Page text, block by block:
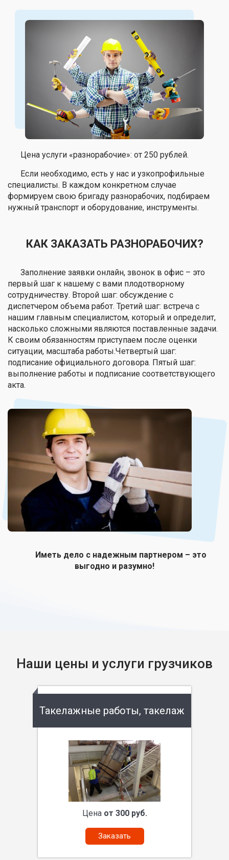
Цена услуги «разнорабочие»: от 250 рублей.
Если необходимо, есть у нас и узкопрофильные
специалисты. В каждом конкретном случае
формируем свою бригаду разнорабочих, подбираем
нужный транспорт и оборудование, инструменты.
КАК ЗАКАЗАТЬ РАЗНОРАБОЧИХ?
Заполнение заявки онлайн, звонок в офис – это
первый шаг к нашему с вами плодотворному
сотрудничеству. Второй шаг: обсуждение с
диспетчером объема работ. Третий шаг: встреча с
нашим главным специалистом, который и определит,
насколько сложными являются поставленные задачи.
К своим обязанностям приступаем после оценки
ситуации, масштаба работы.Четвертый шаг:
подписание официального договора. Пятый шаг:
выполнение работы и подписание соответствующего
акта.
Иметь дело с надежным партнером – это
выгодно и разумно!
Наши цены и услуги грузчиков
Такелажные работы, такелаж
Цена от 300 руб.
Заказать